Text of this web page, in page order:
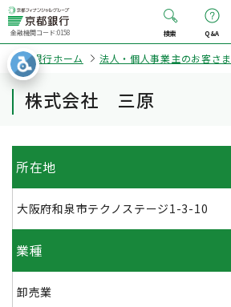
金融機関コード:0158 検索 Q&A
京都銀行ホーム 法人・個人事業主のお客さま
株式会社 三原
所在地
大阪府和泉市テクノステージ1-3-10
業種
卸売業